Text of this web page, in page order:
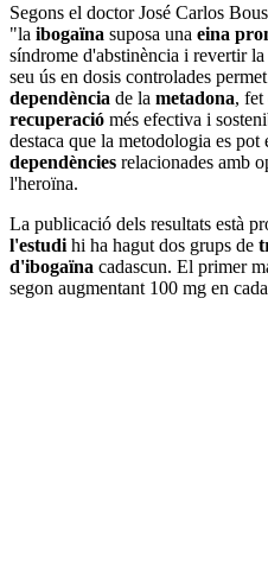
Segons el doctor José Carlos
"la ibogaïna suposa una eina
síndrome d'abstinència i revertir la
seu ús en dosis controlades
dependència de la metadona, fet
recuperació més efectiva i
destaca que la metodologia es pot
dependències relacionades amb
l'heroïna.
La publicació dels resultats està
l'estudi hi ha hagut dos grups de
d'ibogaïna cadascun. El primer
segon augmentant 100 mg en